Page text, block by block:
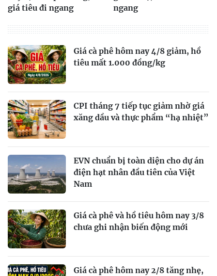
giá tiêu đi ngang
ngang
Giá cà phê hôm nay 4/8 giảm, hồ
tiêu mất 1.000 đồng/kg
CPI tháng 7 tiếp tục giảm nhờ giá
xăng dầu và thực phẩm “hạ nhiệt”
EVN chuẩn bị toàn diện cho dự án
điện hạt nhân đầu tiên của Việt
Nam
Giá cà phê và hồ tiêu hôm nay 3/8
chưa ghi nhận biến động mới
Giá cà phê hôm nay 2/8 tăng nhẹ,